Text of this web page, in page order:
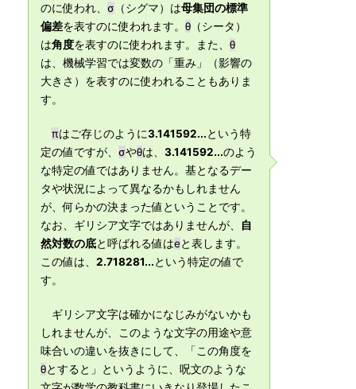
のに使われ、 σ （シグマ）は母集団の標準
偏差を表すのに使われます。 θ （シータ）
は角度を表すのに使われます。また、 θ
は、機械学習では変数の「重み」（影響の
大きさ）を表すのに使われることもありま
す。
πはご存じのように3.141592...という特
定の値ですが、 σやθは、 3.141592...のよう
な特定の値ではありません。基となるデー
タや状況によって異なるかもしれません
が、何らかの決まった値ということです。
なお、ギリシア文字ではありませんが、
自
然対数の底と呼ばれる値はeと表します。
この値は、 2.718281...という特定の値で
す。
ギリシア文字は確かになじみがないかも
しれませんが、このような文字の用途や意
味合いの違いを抜きにして、「この角度を
θとすると」というように、呪文のような